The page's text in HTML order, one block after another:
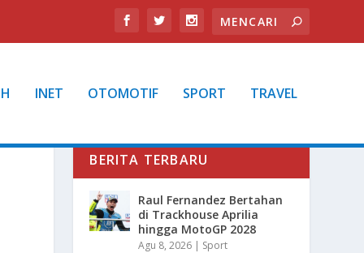
INET OTOMOTIF SPORT TRAVEL
BERITA TERBARU
Raul Fernandez Bertahan
di Trackhouse Aprilia
hingga MotoGP 2028
Agu 8, 2026 | Sport